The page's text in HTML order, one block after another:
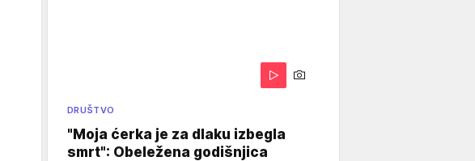
DRUŠTVO
"Moja ćerka je za dlaku izbegla
smrt": Obeležena godišnjica